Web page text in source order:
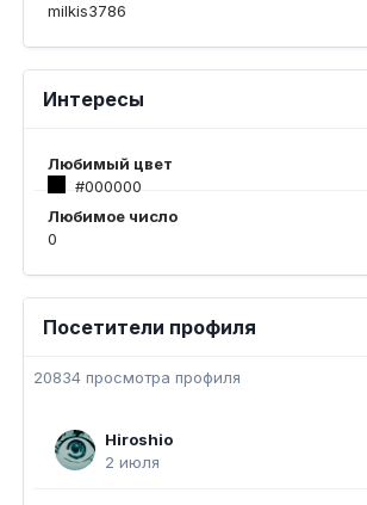
milkis3786
Интересы
Любимый цвет
#000000
Любимое число
0
Посетители профиля
20834 просмотра профиля
Hiroshio
2 июля